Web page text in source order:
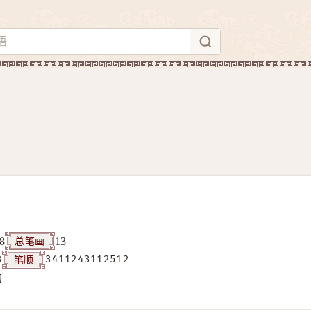
8 总笔画
13
笔顺
3411243112512